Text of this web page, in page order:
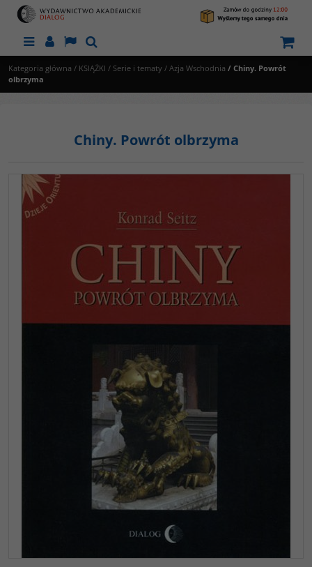
MenuPanelLangSzukaj
Kategoria główna / KSIĄŻKI / Serie i tematy / Azja Wschodnia / Chiny. Powrót
olbrzyma
Chiny. Powrót olbrzyma